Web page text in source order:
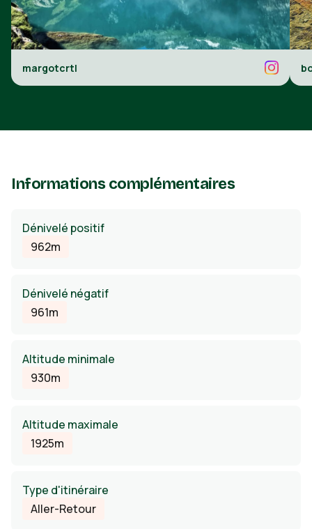
margotcrtl
Informations complémentaires
Dénivelé positif
962m
Dénivelé négatif
961m
Altitude minimale
930m
Altitude maximale
1925m
Type d'itinéraire
Aller-Retour